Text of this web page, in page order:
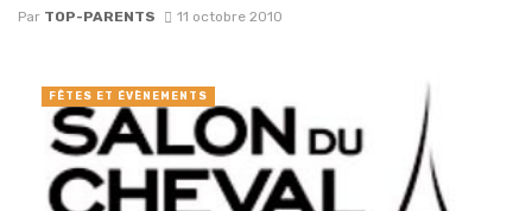
Par TOP-PARENTS 11 octobre 2010
FÊTES ET ÉVÈNEMENTS